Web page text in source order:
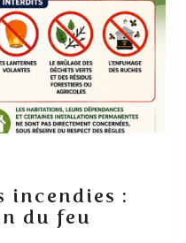
incendies :
du feu